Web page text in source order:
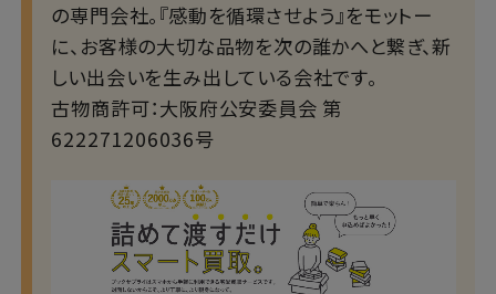
の専門会社。『感動を循環させよう』をモットー
に、お客様の大切な品物を次の誰かへと繋ぎ、新
しい出会いを生み出している会社です。
古物商許可：大阪府公安委員会 第
622271206036号